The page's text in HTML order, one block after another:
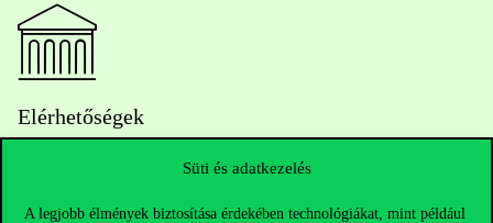
Süti és adatkezelés
A legjobb élmények biztosítása érdekében technológiákat, mint például
Elérhetőségek
Telefonszám:+36 1 482 5000